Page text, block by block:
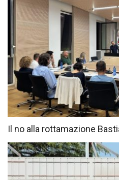
Il no alla rottamazione